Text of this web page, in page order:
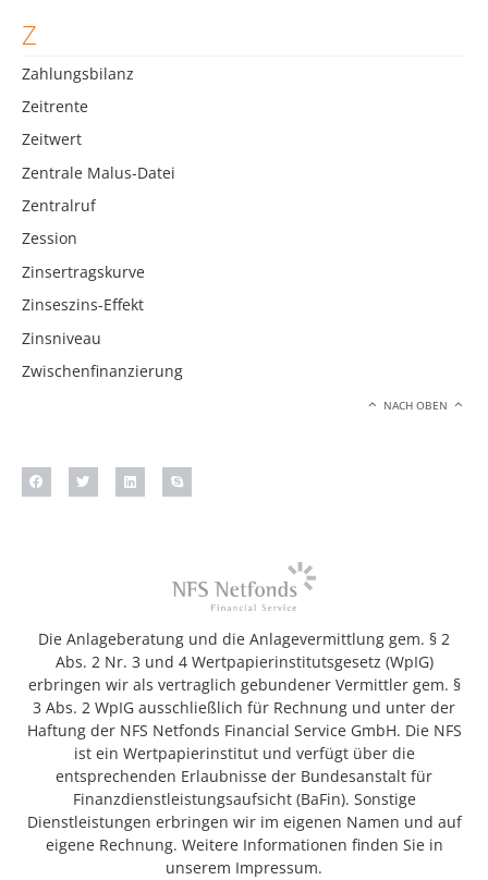
Z
Zahlungsbilanz
Zeitrente
Zeitwert
Zentrale Malus-Datei
Zentralruf
Zession
Zinsertragskurve
Zinseszins-Effekt
Zinsniveau
Zwischenfinanzierung
NACH OBEN
Die Anlageberatung und die Anlagevermittlung gem. § 2
Abs. 2 Nr. 3 und 4 Wertpapierinstitutsgesetz (WpIG)
erbringen wir als vertraglich gebundener Vermittler gem. §
3 Abs. 2 WpIG ausschließlich für Rechnung und unter der
Haftung der NFS Netfonds Financial Service GmbH. Die NFS
ist ein Wertpapierinstitut und verfügt über die
entsprechenden Erlaubnisse der Bundesanstalt für
Finanzdienstleistungsaufsicht (BaFin). Sonstige
Dienstleistungen erbringen wir im eigenen Namen und auf
eigene Rechnung. Weitere Informationen finden Sie in
unserem Impressum.